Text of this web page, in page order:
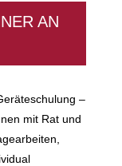
AN
–
mit Rat und